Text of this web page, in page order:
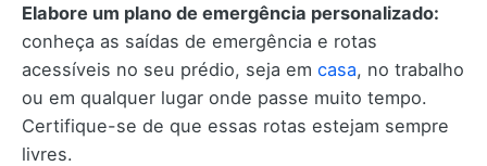
Elabore um plano de emergência personalizado:
conheça as saídas de emergência e rotas
acessíveis no seu prédio, seja em casa, no trabalho
ou em qualquer lugar onde passe muito tempo.
Certifique-se de que essas rotas estejam sempre
livres.